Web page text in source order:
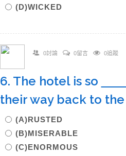
(D)WICKED
0討論 0留言 0追蹤
6. The hotel is so
their way back to
(A)RUSTED
(B)MISERABLE
(C)ENORMOUS